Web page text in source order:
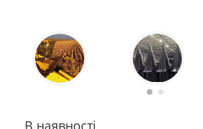
В наявності